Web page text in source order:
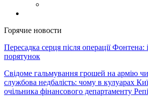
Горячие новости
Пересадка серця після операції Фонтена:
порятунок
Свідоме гальмування грошей на армію
службова недбалість: чому в кулуарах
очільника фінансового департаменту